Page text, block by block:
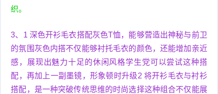
织。
3、1 深色开衫毛衣搭配灰色T恤，能够营造出神秘与前卫
的氛围灰色内搭不仅能够衬托毛衣的颜色，还能增加亲近
感，展现出魅力十足的休闲风格学生党可以尝试这种搭
配，再加上一副墨镜，形象顿时升级2 将开衫毛衣与衬衫
搭配，是一种突破传统思维的时尚选择这种组合不仅能展